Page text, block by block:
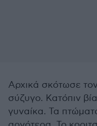
Αρχικά σκότωσε
σύζυγο. Κατόπιν
γυναίκα. Τα